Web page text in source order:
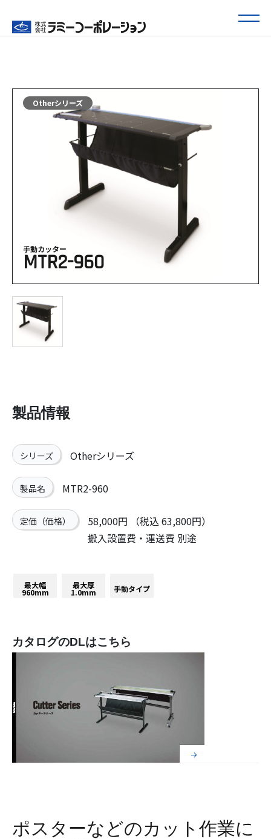
手動カッター
MTR2-960
Otherシリーズ
製品情報
シリーズ Otherシリーズ
製品名 MTR2-960
定価（価格）
58,000円 （税込 63,800円）
搬入設置費・運送費 別途
最大幅
960mm
最大厚
1.0mm 手動タイプ
カタログのDLはこちら
ポスターなどのカット作業に